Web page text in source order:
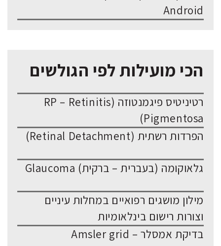
Android
הכי מועילות לפי הגולשים
רטיניטיס פיגמנטוזה (RP – Retinitis
Pigmentosa)
הפרדות רשתית (Retinal Detachment)
גלאוקומה (בעברית – ברקית) Glaucoma
מילון מושגים רפואיים במחלות עיניים
וצורות רישום בינלאומיות
בדיקת אמסלר – Amsler grid